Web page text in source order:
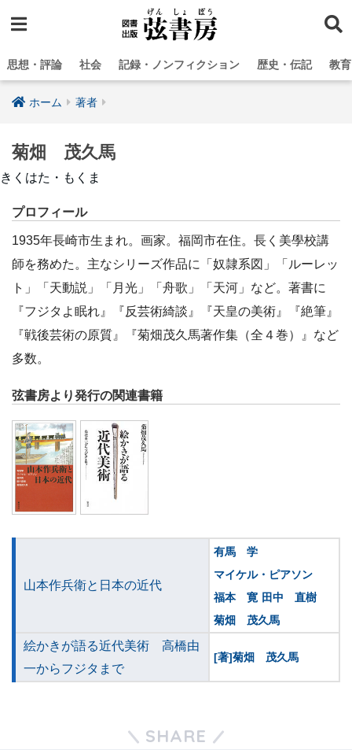
思想・評論 社会 記録・ノンフィクション 歴史・伝記 教
ホーム 著者
菊畑 茂久馬
きくはた・もくま
プロフィール
1935年長崎市生まれ。画家。福岡市在住。長く美學校講
師を務めた。主なシリーズ作品に「奴隷系図」「ルーレッ
ト」「天動説」「月光」「舟歌」「天河」など。著書に
『フジタよ眠れ』『反芸術綺談』『天皇の美術』『絶筆』
『戦後芸術の原質』『菊畑茂久馬著作集（全４巻）』など
多数。
弦書房より発行の関連書籍
山本作兵衛と日本の近代
有馬 学
マイケル・ピアソン
福本 寛 田中 直樹
菊畑 茂久馬
絵かきが語る近代美術 高橋由
一からフジタまで
[著]菊畑 茂久馬
SHARE